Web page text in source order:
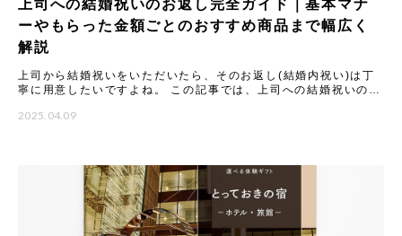
上司への結婚祝いのお返し完全ガイド｜基本マナ
ーやもらった金額ごとのおすすめ商品まで幅広く
解説
上司から結婚祝いをいただいたら、そのお返し(結婚内祝い)は丁
寧に用意したいですよね。 この記事では、上司への結婚祝いのお
ギ
2025.04.09